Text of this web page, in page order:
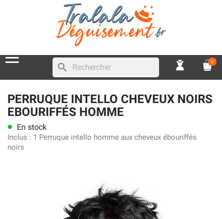
search 0
PERRUQUE INTELLO CHEVEUX NOIRS
EBOURIFFÉS HOMME
lens En stock
Inclus : 1 Perruque intello homme aux cheveux ébouriffés
noirs